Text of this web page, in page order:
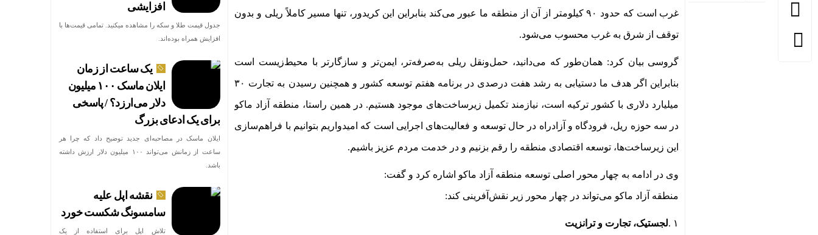
غرب است که حدود ۹۰کیلومتر از آن از منطقه ما عبور می‌کند بنابراین این کریدور، تنها مسیر کاملاً ریلی و بدون
توقف از شرق به غرب محسوب می‌شود.
گروسی بیان کرد: همان‌طور که می‌دانید، حمل‌ونقل ریلی به‌صرفه‌تر، ایمن‌تر و سازگارتر با محیط‌زیست است
بنابراین اگر هدف ما دستیابی به رشد هفت درصدی در برنامه هفتم توسعه کشور و همچنین رسیدن به تجارت ۳۰
میلیارد دلاری با کشور ترکیه است، نیازمند تکمیل زیرساخت‌های موجود هستیم. در همین راستا، منطقه آزاد ماکو
در سه حوزه ریل، فرودگاه و آزادراه در حال توسعه و فعالیت‌های اجرایی است که امیدواریم بتوانیم با فراهم‌سازی
این زیرساخت‌ها، توسعه اقتصادی منطقه را رقم بزنیم و در خدمت مردم عزیز باشیم.
وی در ادامه به چهار محور اصلی توسعه منطقه آزاد ماکو اشاره کرد و گفت:
منطقه آزاد ماکو می‌تواند در چهار محور زیر نقش‌آفرینی کند:
۱ .لجستیک، تجارت و ترانزیت
افزایشی
جدول قیمت طلا و سکه را مشاهده میکنید. تمامی قیمت‌ها با
افزایش همراه بوده‌اند.
یک ساعت از زمان
ایلان ماسک ۱۰۰ میلیون
دلار می‌ارزد؟ / پاسخی
برای یک ادعای بزرگ
ایلان ماسک در مصاحبه‌ای جدید توضیح داد که چرا هر
ساعت از زمانش می‌تواند ۱۰۰ میلیون دلار ارزش داشته
باشد.
نقشه اپل علیه
سامسونگ شکست خورد
تلاش اپل برای استفاده از یک